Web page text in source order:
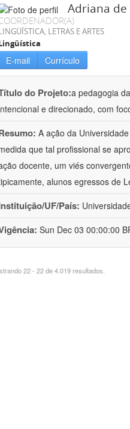
Adriana
LETRAS E ARTES
E-mail Currículo
do Projeto:a pedagogia
e direcionado, com
A ação da
que tal profissional se
docente, um viés
alunos egressos de
UF/País:
Sun Dec 03 00:00:00
22 - 22 de 4.019 resultados.